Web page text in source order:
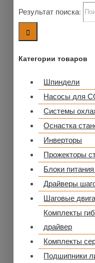
Результат поиска:
Категории товаров
Шпиндели
Насосы для
Системы
Оснастка
Инверторы
Прожекторы
Блоки
Драйверы
Шаговые
Комплекты
драйвер
Комплекты
Подшипники